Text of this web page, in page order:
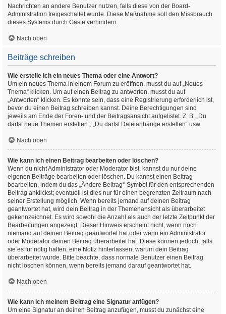
Nachrichten an andere Benutzer nutzen, falls diese von der Board-
Administration freigeschaltet wurde. Diese Maßnahme soll den Missbrauch
dieses Systems durch Gäste verhindern.
Nach oben
Beiträge schreiben
Wie erstelle ich ein neues Thema oder eine Antwort?
Um ein neues Thema in einem Forum zu eröffnen, musst du auf „Neues
Thema“ klicken. Um auf einen Beitrag zu antworten, musst du auf
„Antworten“ klicken. Es könnte sein, dass eine Registrierung erforderlich ist,
bevor du einen Beitrag schreiben kannst. Deine Berechtigungen sind
jeweils am Ende der Foren- und der Beitragsansicht aufgelistet. Z. B. „Du
darfst neue Themen erstellen“, „Du darfst Dateianhänge erstellen“ usw.
Nach oben
Wie kann ich einen Beitrag bearbeiten oder löschen?
Wenn du nicht Administrator oder Moderator bist, kannst du nur deine
eigenen Beiträge bearbeiten oder löschen. Du kannst einen Beitrag
bearbeiten, indem du das „Ändere Beitrag“-Symbol für den entsprechenden
Beitrag anklickst; eventuell ist dies nur für einen begrenzten Zeitraum nach
seiner Erstellung möglich. Wenn bereits jemand auf deinen Beitrag
geantwortet hat, wird dein Beitrag in der Themenansicht als überarbeitet
gekennzeichnet. Es wird sowohl die Anzahl als auch der letzte Zeitpunkt der
Bearbeitungen angezeigt. Dieser Hinweis erscheint nicht, wenn noch
niemand auf deinen Beitrag geantwortet hat oder wenn ein Administrator
oder Moderator deinen Beitrag überarbeitet hat. Diese können jedoch, falls
sie es für nötig halten, eine Notiz hinterlassen, warum dein Beitrag
überarbeitet wurde. Bitte beachte, dass normale Benutzer einen Beitrag
nicht löschen können, wenn bereits jemand darauf geantwortet hat.
Nach oben
Wie kann ich meinem Beitrag eine Signatur anfügen?
Um eine Signatur an deinen Beitrag anzufügen, musst du zunächst eine